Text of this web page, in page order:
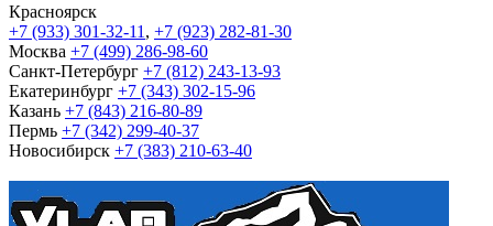
Красноярск
+7 (933) 301-32-11 , +7 (923) 282-81-30
Москва +7 (499) 286-98-60
Санкт-Петербург +7 (812) 243-13-93
Екатеринбург +7 (343) 302-15-96
Казань +7 (843) 216-80-89
Пермь +7 (342) 299-40-37
Новосибирск +7 (383) 210-63-40